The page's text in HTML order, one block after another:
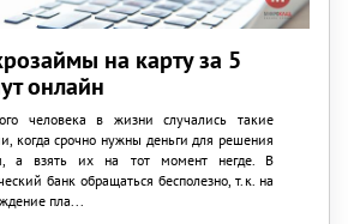
на карту за 5
онлайн
человека в жизни случались такие
когда срочно нужны деньги для решения
а взять их на тот момент негде. В
банк обращаться бесполезно, т.к. на
пла...